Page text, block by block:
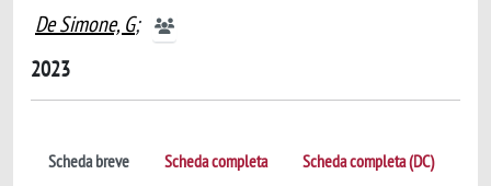
De Simone, G;
2023
Scheda breve Scheda completa Scheda completa (DC)